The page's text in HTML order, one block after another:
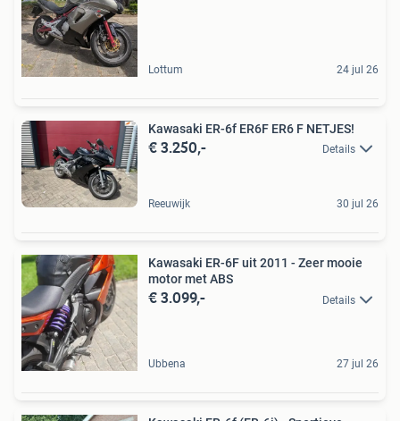
Lottum 24 jul 26
Kawasaki ER-6f ER6F ER6 F NETJES!
€ 3.250,- Details
Reeuwijk 30 jul 26
Kawasaki ER-6F uit 2011 - Zeer mooie
motor met ABS
€ 3.099,- Details
Ubbena 27 jul 26